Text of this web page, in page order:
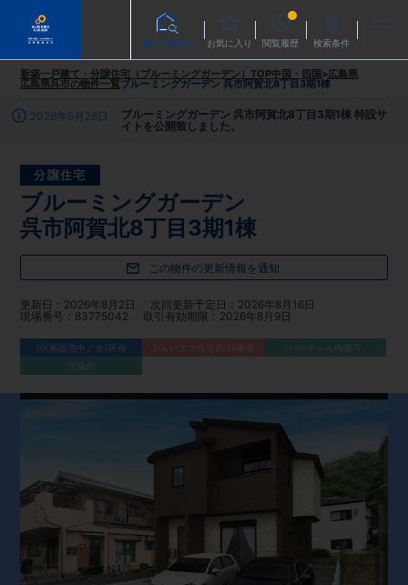
物件を探す お気に入り 閲覧履歴 検索条件
新築一戸建て・分譲住宅（ブルーミングガーデン）TOP中国・四国 >広島県
広島県呉市の物件一覧ブルーミングガーデン 呉市阿賀北8丁目3期1棟
2026年5月28日
ブルーミングガーデン 呉市阿賀北8丁目3期1棟 特設サ
イトを公開致しました。
分譲住宅
ブルーミングガーデン
呉市阿賀北8丁目3期1棟
この物件の更新情報を通知
更新日 2026年8月2日 次回更新予定日
2026年8月16日
現場番号
83775042 取引有効期限 2026年8月9日
1区画販売中／全1区画
バーチャル内覧可
完成前